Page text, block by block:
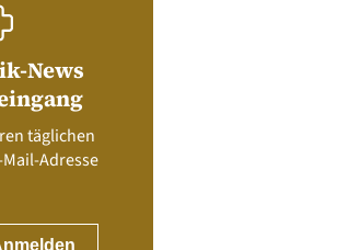
News
täglichen
Adresse